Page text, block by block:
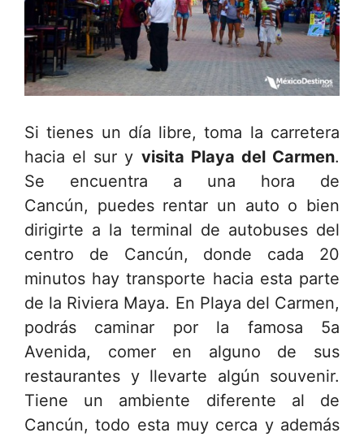
Si tienes un día libre, toma la carretera
hacia el sur y visita Playa del Carmen.
Se encuentra a una hora de
Cancún, puedes rentar un auto o bien
dirigirte a la terminal de autobuses del
centro de Cancún, donde cada 20
minutos hay transporte hacia esta parte
de la Riviera Maya. En Playa del Carmen,
podrás caminar por la famosa 5a
Avenida, comer en alguno de sus
restaurantes y llevarte algún souvenir.
Tiene un ambiente diferente al de
Cancún, todo esta muy cerca y además